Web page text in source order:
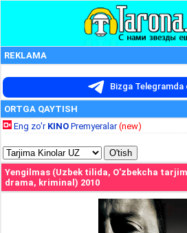
REKLAMA
Bizga Telegramda
ORTGA QAYTISH
Eng zo'r KINO Premyeralar(new)
Yengilmas (Uzbek tilida, O'zbekcha
drama, kriminal) 2010